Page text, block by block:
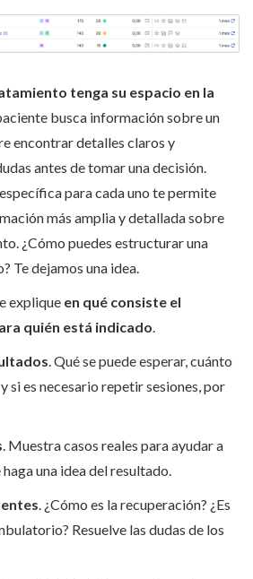
tenga su espacio en la
busca información sobre un
encontrar detalles claros y
antes de tomar una decisión.
para cada uno te permite
más amplia y detallada sobre
¿Cómo puedes estructurar una
Te dejamos una idea.
explique en qué consiste el
quién está indicado.
. Qué se puede esperar, cuánto
si es necesario repetir sesiones, por
. Muestra casos reales para ayudar a
una idea del resultado.
. ¿Cómo es la recuperación? ¿Es
Resuelve las dudas de los